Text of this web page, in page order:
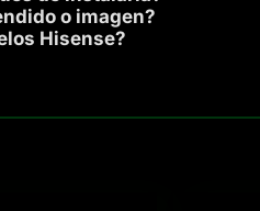
o imagen?
Hisense?